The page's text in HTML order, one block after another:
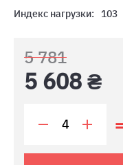
Индекс нагрузки:
103
5 781
5 608 ₴